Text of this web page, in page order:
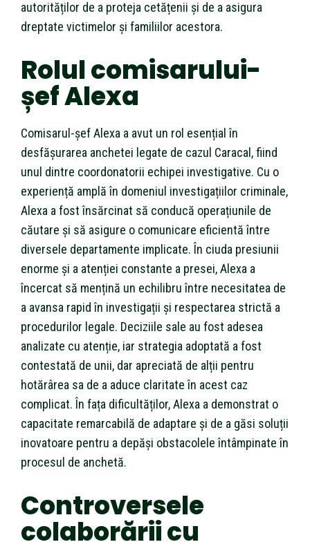
autorităților de a proteja cetățenii și de a asigura
dreptate victimelor și familiilor acestora.
Rolul comisarului-
șef Alexa
Comisarul-șef Alexa a avut un rol esențial în
desfășurarea anchetei legate de cazul Caracal, fiind
unul dintre coordonatorii echipei investigative. Cu o
experiență amplă în domeniul investigațiilor criminale,
Alexa a fost însărcinat să conducă operațiunile de
căutare și să asigure o comunicare eficientă între
diversele departamente implicate. În ciuda presiunii
enorme și a atenției constante a presei, Alexa a
încercat să mențină un echilibru între necesitatea de
a avansa rapid în investigații și respectarea strictă a
procedurilor legale. Deciziile sale au fost adesea
analizate cu atenție, iar strategia adoptată a fost
contestată de unii, dar apreciată de alții pentru
hotărârea sa de a aduce claritate în acest caz
complicat. În fața dificultăților, Alexa a demonstrat o
capacitate remarcabilă de adaptare și de a găsi soluții
inovatoare pentru a depăși obstacolele întâmpinate în
procesul de anchetă.
Controversele
colaborării cu